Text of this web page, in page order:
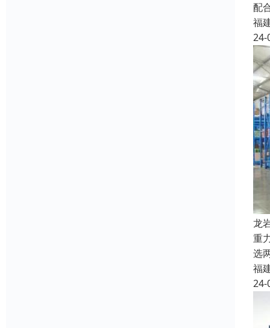
配
福
24-
龙
重
选
福
24-